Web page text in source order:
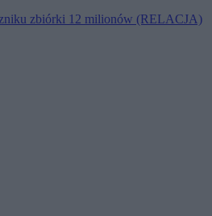
zbiórki 12 milionów (RELACJA)